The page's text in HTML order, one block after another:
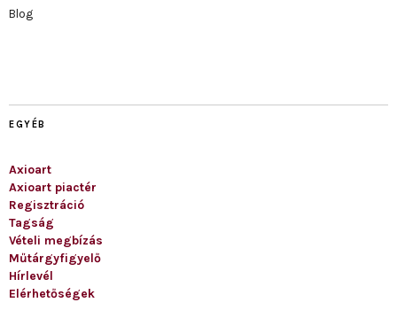
Blog
EGYÉB
Axioart
Axioart piactér
Regisztráció
Tagság
Vételi megbízás
Műtárgyfigyelő
Hírlevél
Elérhetőségek